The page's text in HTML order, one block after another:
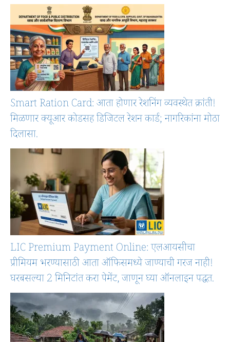
Smart Ration Card: आता होणार रेशनिंग व्यवस्थेत क्रांती!
मिळणार क्यूआर कोडसह डिजिटल रेशन कार्ड; नागरिकांना मोठा
दिलासा.
LIC Premium Payment Online: एलआयसीचा
प्रीमियम भरण्यासाठी आता ऑफिसमध्ये जाण्याची गरज नाही!
घरबसल्या 2 मिनिटांत करा पेमेंट, जाणून घ्या ऑनलाइन पद्धत.